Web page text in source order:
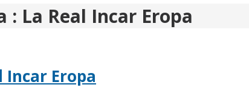
: La Real Incar Eropa
Incar Eropa